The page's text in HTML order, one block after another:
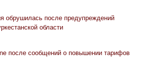
обрушилась после предупреждений
области
после сообщений о повышении тарифов